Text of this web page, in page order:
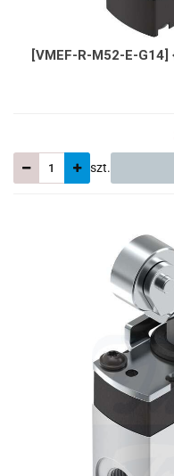
[VMEF-R-M52-E-
szt.